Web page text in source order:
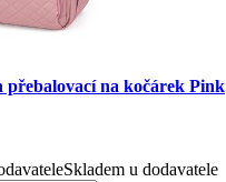
přebalovací na kočárek Pink
Skladem u dodavatele